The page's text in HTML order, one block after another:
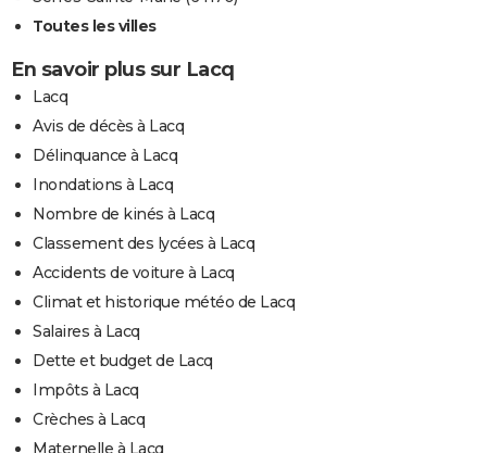
Toutes les villes
En savoir plus sur Lacq
Lacq
Avis de décès à Lacq
Délinquance à Lacq
Inondations à Lacq
Nombre de kinés à Lacq
Classement des lycées à Lacq
Accidents de voiture à Lacq
Climat et historique météo de Lacq
Salaires à Lacq
Dette et budget de Lacq
Impôts à Lacq
Crèches à Lacq